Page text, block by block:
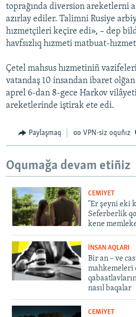
toprağında diversion areketlerni
azırlay ediler. Talimni Rusiye
hızmetçileri keçire edi», – dep
havfsızlıq hızmeti matbuat-
Çetel mahsus hızmetiniñ
vatandaş 10 insandan ibaret
aprel 6-dan 8-gece Harkov
areketlerinde iştirak ete edi.
Paylaşmaq VPN-siz oquñız
Oqumağa devam etiñiz
CEMİYET
"Er şeyni eki
Seferberlik
kene
İNSAN AQLARI
Bir an – ve
mahkemeleri
nasıl baqalar
CEMİYET